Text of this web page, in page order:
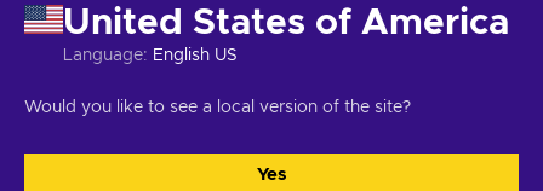
著作権 ©2026 Eneba.無断複写・転載を禁じます。 JSC "Helis play",
By clicking 'Accept all', you consent to the use of these
technologies by Eneba and its partners. You can adjust your
For more information on how Google uses your data, see
United States of America
Language: English US
Would you like to see a local version of the site?
Yes